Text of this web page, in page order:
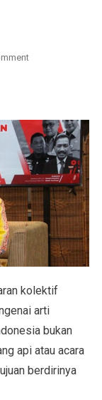
kolektif
arti
bukan
api atau acara
berdirinya